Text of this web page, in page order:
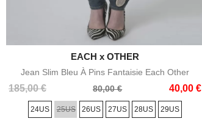
Aperçu rapide
EACH x OTHER
Jean Slim Bleu À Pins Fantaisie Each Other
185,00 €
Prix
80,00 € 40,00 €
Prix
24US 25US 26US 27US 28US 29US